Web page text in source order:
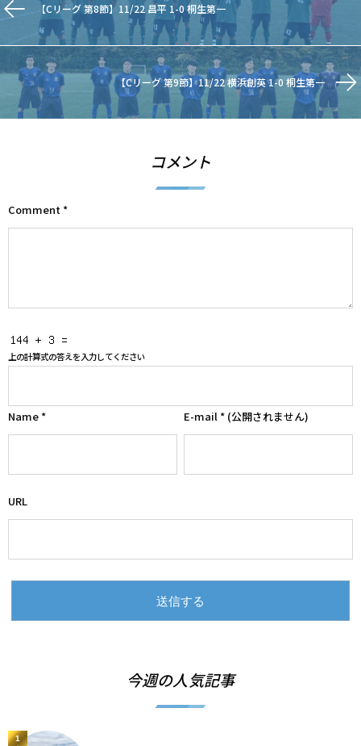
【Cリーグ 第8節】11/22 昌平 1-0 桐生第一
【Cリーグ 第9節】11/22 横浜創英 1-0 桐生第一
コメント
Comment*
上の計算式の答えを入力してください
Name* E-mail* (公開されません)
URL
今週の人気記事
1